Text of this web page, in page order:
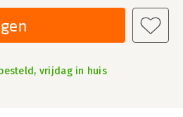
vrijdag in huis